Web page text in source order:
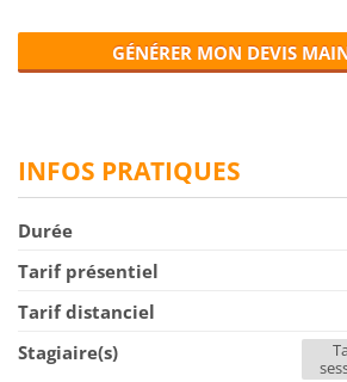
GÉNÉRER MON DEVIS
INFOS PRATIQUES
Durée
Tarif présentiel
Tarif distanciel
Stagiaire(s)